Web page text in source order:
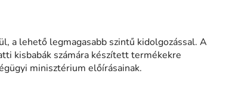
a lehető legmagasabb szintű kidolgozással. A
kisbabák számára készített termékekre
minisztérium előírásainak.